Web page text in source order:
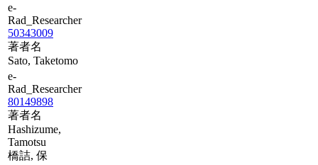
e-
Rad_Researcher
50343009
著者名
Sato, Taketomo
e-
Rad_Researcher
80149898
著者名
Hashizume,
Tamotsu
橋詰, 保